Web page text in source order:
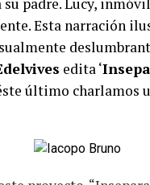
Esta narración
edita ‘
último charlamos